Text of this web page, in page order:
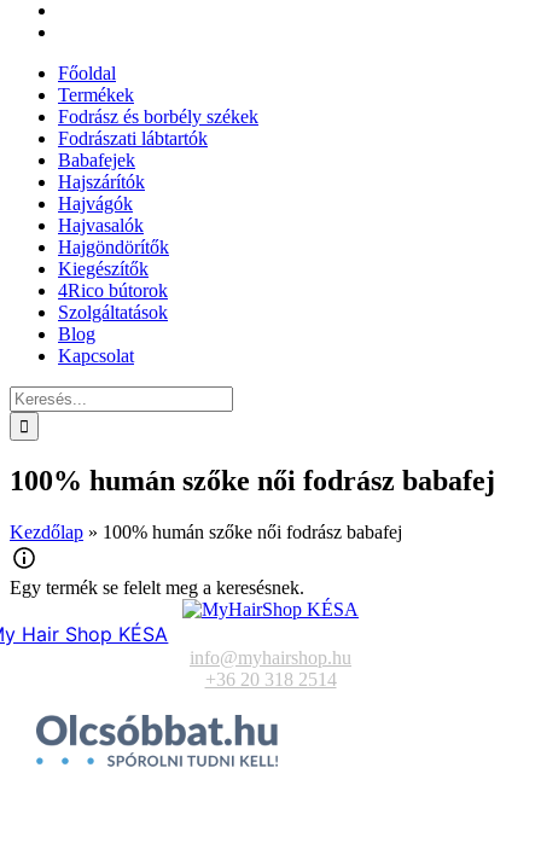
Főoldal
Termékek
Fodrász és borbély székek
Fodrászati lábtartók
Babafejek
Hajszárítók
Hajvágók
Hajvasalók
Hajgöndörítők
Kiegészítők
4Rico bútorok
Szolgáltatások
Blog
Kapcsolat
Keresés...
100% humán szőke női fodrász babafej
Kezdőlap » 100% humán szőke női fodrász babafej
Egy termék se felelt meg a keresésnek.
Hair Shop KÉSA
info@myhairshop.hu
+36 20 318 2514